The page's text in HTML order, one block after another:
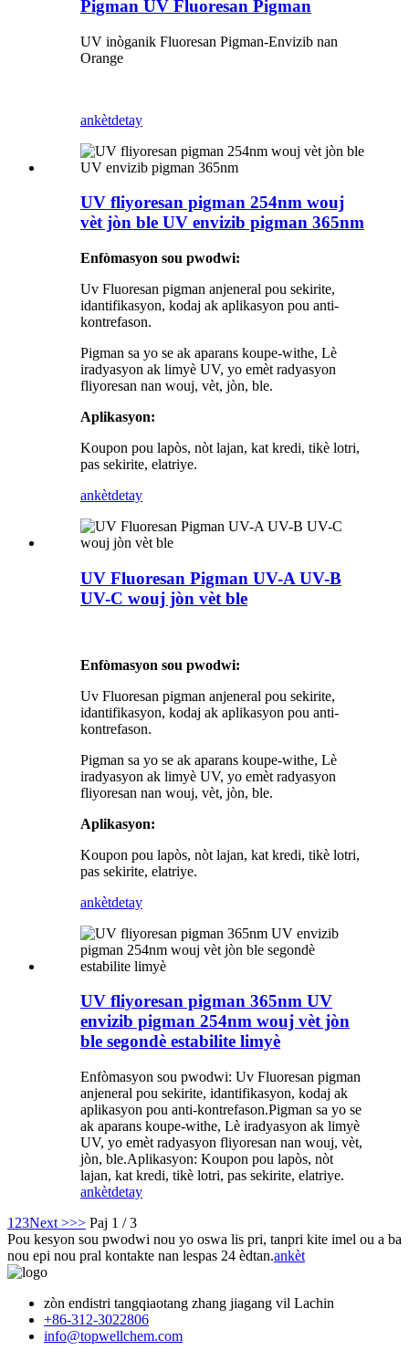
Pigman UV Fluoresan Pigman
UV inòganik Fluoresan Pigman-Envizib nan
Orange
ankètdetay
UV fliyoresan pigman 254nm wouj
vèt jòn ble UV envizib pigman 365nm
Enfòmasyon sou pwodwi:
Uv Fluoresan pigman anjeneral pou sekirite,
idantifikasyon, kodaj ak aplikasyon pou anti-
kontrefason.
Pigman sa yo se ak aparans koupe-withe, Lè
iradyasyon ak limyè UV, yo emèt radyasyon
fliyoresan nan wouj, vèt, jòn, ble.
Aplikasyon:
Koupon pou lapòs, nòt lajan, kat kredi, tikè lotri,
pas sekirite, elatriye.
ankètdetay
UV Fluoresan Pigman UV-A UV-B
UV-C wouj jòn vèt ble
Enfòmasyon sou pwodwi:
Uv Fluoresan pigman anjeneral pou sekirite,
idantifikasyon, kodaj ak aplikasyon pou anti-
kontrefason.
Pigman sa yo se ak aparans koupe-withe, Lè
iradyasyon ak limyè UV, yo emèt radyasyon
fliyoresan nan wouj, vèt, jòn, ble.
Aplikasyon:
Koupon pou lapòs, nòt lajan, kat kredi, tikè lotri,
pas sekirite, elatriye.
ankètdetay
UV fliyoresan pigman 365nm UV
envizib pigman 254nm wouj vèt jòn
ble segondè estabilite limyè
Enfòmasyon sou pwodwi: Uv Fluoresan pigman
anjeneral pou sekirite, idantifikasyon, kodaj ak
aplikasyon pou anti-kontrefason.Pigman sa yo se
ak aparans koupe-withe, Lè iradyasyon ak limyè
UV, yo emèt radyasyon fliyoresan nan wouj, vèt,
jòn, ble.Aplikasyon: Koupon pou lapòs, nòt
lajan, kat kredi, tikè lotri, pas sekirite, elatriye.
ankètdetay
1 23Next >>> Paj 1 / 3
Pou kesyon sou pwodwi nou yo oswa lis pri, tanpri kite imel ou a ba
nou epi nou pral kontakte nan lespas 24 èdtan.ankèt
zòn endistri tangqiaotang zhang jiagang vil Lachin
+86-312-3022806
info@topwellchem.com